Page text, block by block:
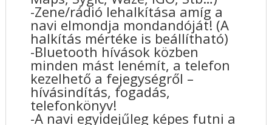
-Zene/rádió lehalkítása amíg a
navi elmondja mondandóját! (A
halkítás mértéke is beállítható)
-Bluetooth hívások közben
minden mást lenémít, a telefon
kezelhető a fejegységről –
hívásindítás, fogadás,
telefonkönyv!
-A navi egyidejűleg képes futni a